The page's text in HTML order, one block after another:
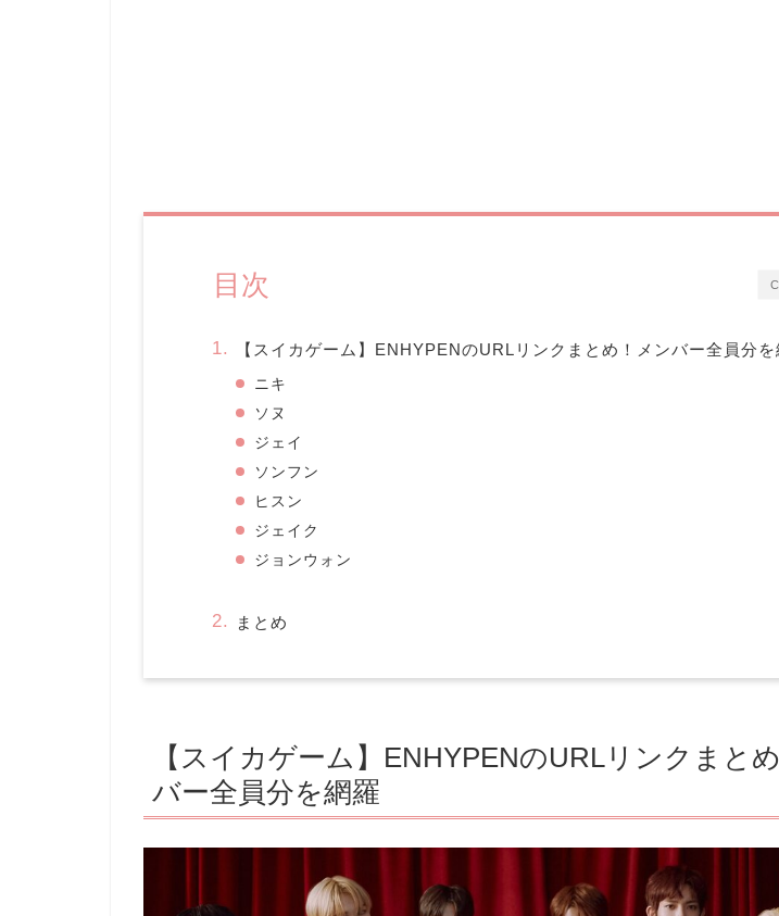
目次
【スイカゲーム】ENHYPENのURLリンクまとめ！メンバー全員分を
ニキ
ソヌ
ジェイ
ソンフン
ヒスン
ジェイク
ジョンウォン
まとめ
【スイカゲーム】ENHYPENのURLリンクまと
バー全員分を網羅